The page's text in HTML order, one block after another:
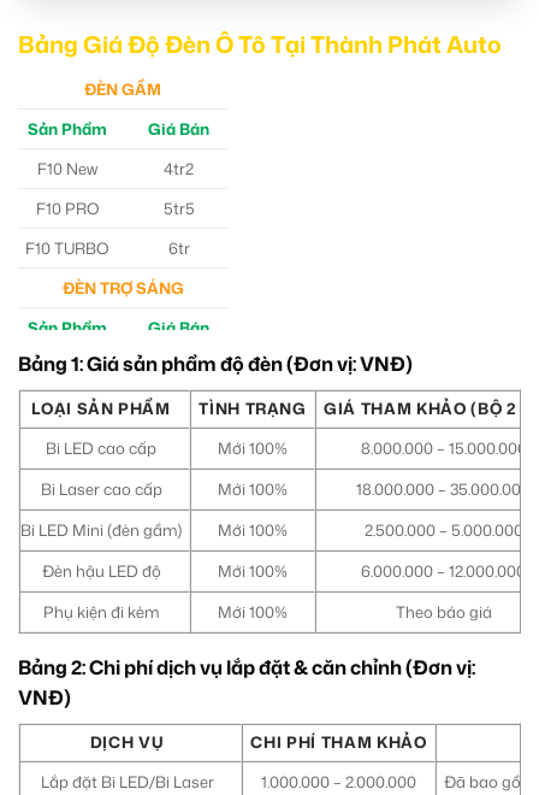
Bảng Giá Độ Đèn Ô Tô Tại Thành Phát Auto
ĐÈN GẦM
Sản Phẩm
Giá Bán
F10 New
4tr2
F10 PRO
5tr5
F10 TURBO
6tr
ĐÈN TRỢ SÁNG
Sản Phẩm
Giá Bán
M30 Ultra
4tr5
Aozoom EX3
5tr
Bảng 1: Giá sản phẩm độ đèn (Đơn vị: VNĐ)
LOẠI SẢN PHẨM TÌNH TRẠNG
GIÁ THAM KHẢO (BỘ 2
Bi LED cao cấp
Mới 100%
8.000.000 – 15.000.000
Bi Laser cao cấp
Mới 100%
18.000.000 – 35.000.000
Bi LED Mini (đèn gầm)
Mới 100%
2.500.000 – 5.000.000
Đèn hậu LED độ
Mới 100%
6.000.000 – 12.000.000
Phụ kiện đi kèm
Mới 100% Theo báo giá
Bảng 2: Chi phí dịch vụ lắp đặt & căn chỉnh (Đơn vị:
VNĐ)
DỊCH VỤ CHI PHÍ THAM KHẢO
Lắp đặt Bi LED/Bi Laser
1.000.000 – 2.000.000
Đã bao gồm